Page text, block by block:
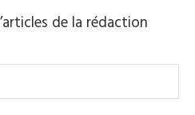
de la rédaction